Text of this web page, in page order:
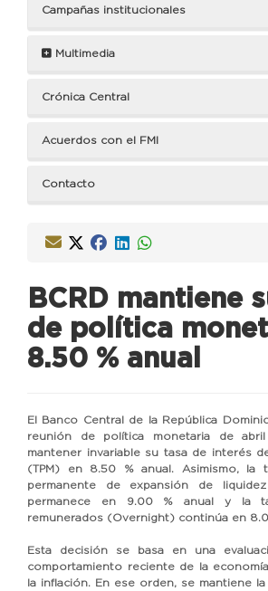
Campañas institucionales
Multimedia
Crónica Central
Acuerdos con el FMI
Contacto
BCRD mantiene
de política
8.50 % anual
El Banco Central de la República
reunión de política monetaria de
mantener invariable su tasa de interés
(TPM) en 8.50 % anual. Asimismo, la
permanente de expansión de
permanece en 9.00 % anual y la
remunerados (Overnight) continúa en
Esta decisión se basa en una
comportamiento reciente de la
la inflación. En ese orden, se mantiene